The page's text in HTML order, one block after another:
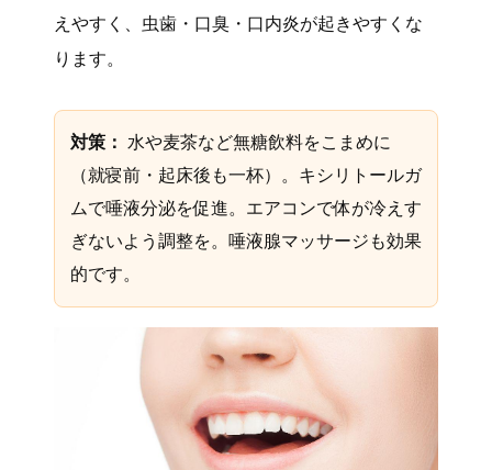
えやすく、虫歯・口臭・口内炎が起きやすくな
ります。
対策：
水や麦茶など無糖飲料をこまめに
（就寝前・起床後も一杯）。キシリトールガ
ムで唾液分泌を促進。エアコンで体が冷えす
ぎないよう調整を。唾液腺マッサージも効果
的です。